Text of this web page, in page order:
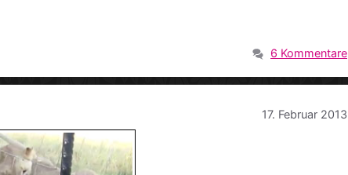
6 Kommentare
17. Februar 2013